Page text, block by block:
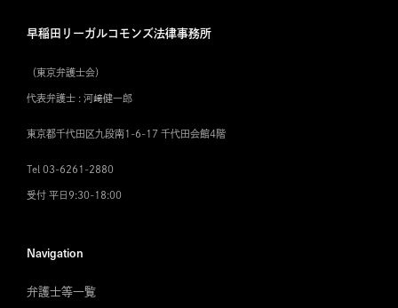
早稲田リーガルコモンズ法律事務所
（東京弁護士会）
代表弁護士 : 河﨑健一郎
東京都千代田区九段南1-6-17 千代田会館4階
Tel 03-6261-2880
受付 平日9:30-18:00
Navigation
弁護士等一覧